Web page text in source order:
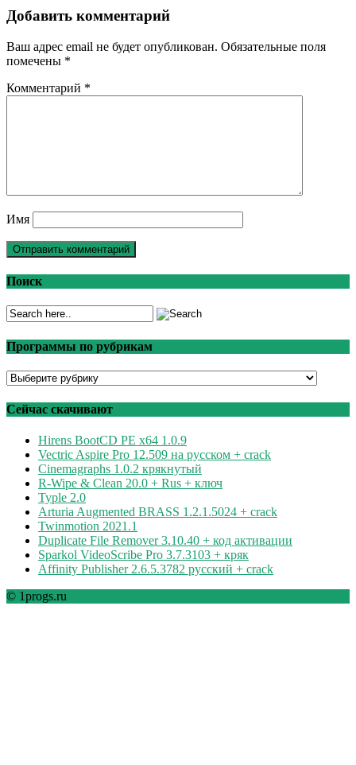
Добавить комментарий
Ваш адрес email не будет опубликован. Обязательные поля
помечены *
Комментарий *
Имя
Поиск
Программы по рубрикам
Программы
рубрикам
Сейчас скачивают
Hirens BootCD PE x64 1.0.9
Vectric Aspire Pro 12.509 на русском + crack
Cinemagraphs 1.0.2 крякнутый
R-Wipe & Clean 20.0 + Rus + ключ
Typle 2.0
Arturia Augmented BRASS 1.2.1.5024 + crack
Twinmotion 2021.1
Duplicate File Remover 3.10.40 + код активации
Sparkol VideoScribe Pro 3.7.3103 + кряк
Affinity Publisher 2.6.5.3782 русский + crack
© 1progs.ru